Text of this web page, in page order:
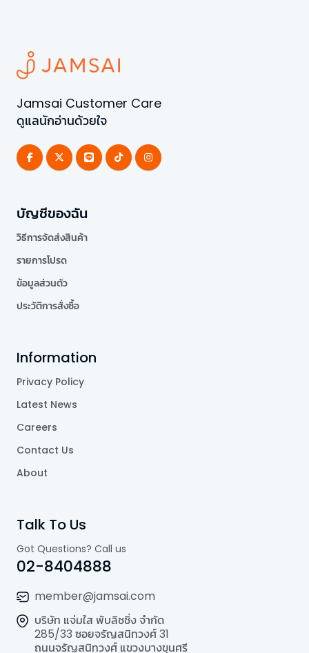
Jamsai Customer Care
ดูแลนักอ่านด้วยใจ
บัญชีของฉัน
วิธีการจัดส่งสินค้า
รายการโปรด
ข้อมูลส่วนตัว
ประวัติการสั่งซื้อ
Information
Privacy Policy
Latest News
Careers
Contact Us
About
Talk To Us
Got Questions? Call us
02-8404888
member@jamsai.com
บริษัท แจ่มใส พับลิชชิ่ง จำกัด
285/33 ซอยจรัญสนิทวงศ์ 31
ถนนจรัญสนิทวงศ์ แขวงบางขุนศรี